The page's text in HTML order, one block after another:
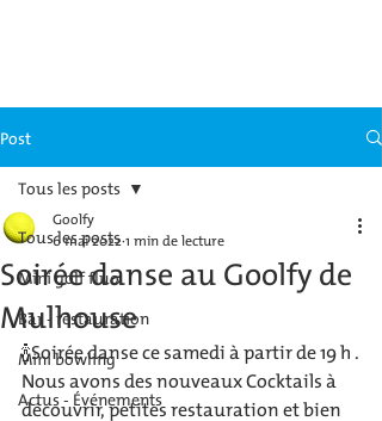
Post
Tous les posts
Mini golf fluo
Bar - restauration
Mini bowling
Actus - Événements
Tous les posts
Soirée danse au Goolfy de
Mulhouse
Goolfy
6 mai 2022 1 min de lecture
🍾Soirée danse ce samedi à partir de 19 h .
Nous avons des nouveaux Cocktails à
découvrir, petites restauration et bien